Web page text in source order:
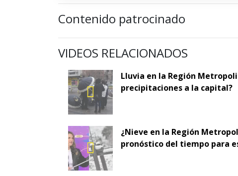
Contenido patrocinado
VIDEOS RELACIONADOS
Lluvia en la Región
precipitaciones a la capital?
¿Nieve en la Región
pronóstico del tiempo para